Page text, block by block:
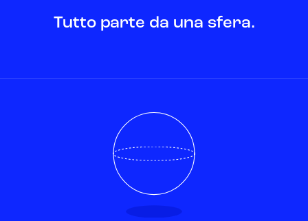
Tutto parte da una sfera.